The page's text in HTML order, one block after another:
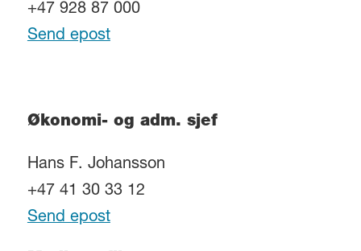
+47 928 87 000
Send epost
Økonomi- og adm. sjef
Hans F. Johansson
+47 41 30 33 12
Send epost